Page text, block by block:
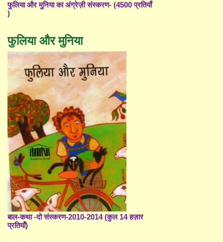
फुलिया और मुनिया का अंग्रेज़ी संस्करण- (4500 प्रतियाँ
)
फुलिया और मुनिया
बाल-कथा -दो संस्करण-2010-2014 (कुल 14 हज़ार
प्रतियाँ)